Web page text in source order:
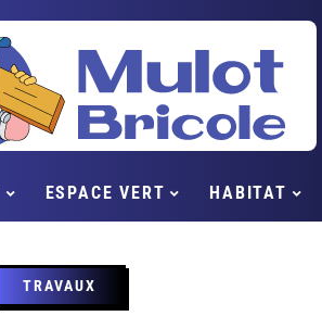
ESPACE VERT HABITAT
TRAVAUX